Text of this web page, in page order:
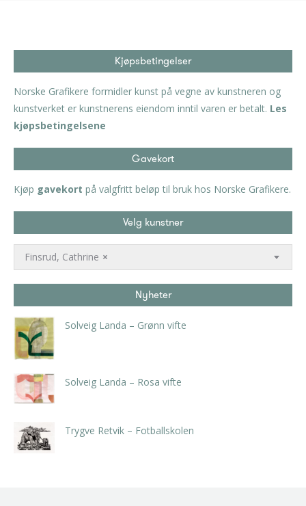
Kjøpsbetingelser
Norske Grafikere formidler kunst på vegne av kunstneren og
kunstverket er kunstnerens eiendom inntil varen er betalt. Les
kjøpsbetingelsene
Gavekort
Kjøp gavekort på valgfritt beløp til bruk hos Norske Grafikere.
Velg kunstner
×
Finsrud, Cathrine
Nyheter
Solveig Landa – Grønn vifte
Solveig Landa – Rosa vifte
Trygve Retvik – Fotballskolen